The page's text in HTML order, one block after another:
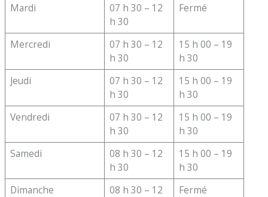
Mardi
07 h 30 – 12
h 30
Fermé
Mercredi
07 h 30 – 12
h 30
15 h 00 – 19
h 30
Jeudi
07 h 30 – 12
h 30
15 h 00 – 19
h 30
Vendredi
07 h 30 – 12
h 30
15 h 00 – 19
h 30
Samedi
08 h 30 – 12
h 30
15 h 00 – 19
h 30
Dimanche
08 h 30 – 12
Fermé